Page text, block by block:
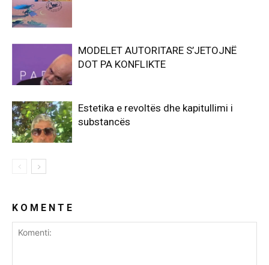
MODELET AUTORITARE S’JETOJNË
DOT PA KONFLIKTE
Estetika e revoltës dhe kapitullimi i
substancës
K O M E N T E